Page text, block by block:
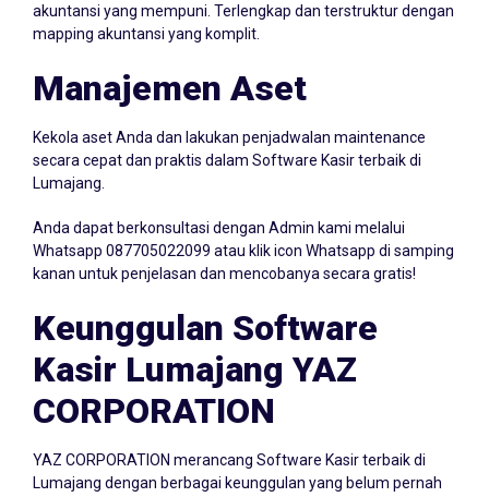
mapping akuntansi yang komplit.
Manajemen Aset
secara cepat dan praktis dalam Software Kasir terbaik di
Lumajang.
Whatsapp087705022099 atau klik icon Whatsapp di samping
kanan untuk penjelasan dan mencobanya secara gratis!
Keunggulan Software
Kasir Lumajang YAZ
CORPORATION
Lumajang dengan berbagai keunggulan yang belum pernah
ada sebelumnya. Kami benar-benar bertekad untuk